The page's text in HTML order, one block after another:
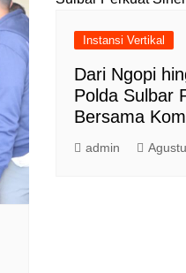
Instansi Vertikal
Dari Ngopi
Polda Sulbar
Bersama
admin